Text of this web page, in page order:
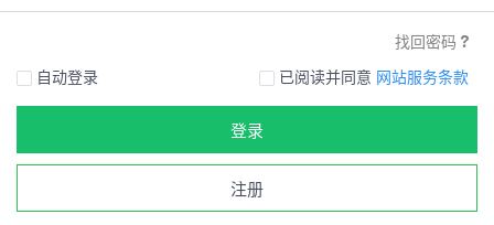
找回密码
自动登录
已阅读并同意 网站服务条款
登录
注册